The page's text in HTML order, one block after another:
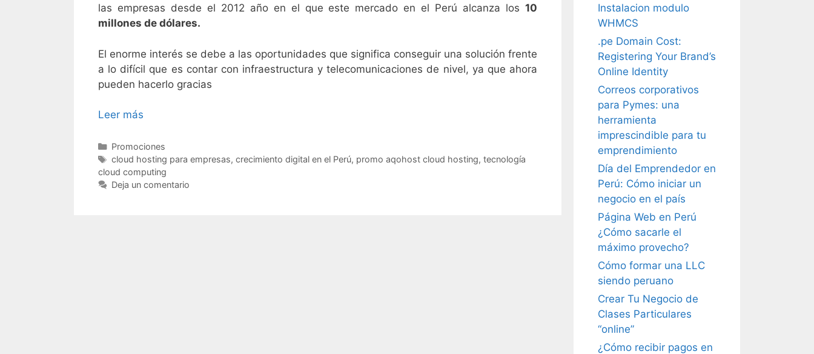
las empresas desde el 2012 año en el que este mercado en el Perú alcanza los 10
millones de dólares.
El enorme interés se debe a las oportunidades que significa conseguir una solución frente
a lo difícil que es contar con infraestructura y telecomunicaciones de nivel, ya que ahora
pueden hacerlo gracias
Leer más
Promociones
cloud hosting para empresas, crecimiento digital en el Perú, promo aqohost cloud hosting, tecnología
cloud computing
Deja un comentario
Instalacion modulo
WHMCS
.pe Domain Cost:
Registering Your Brand’s
Online Identity
Correos corporativos
para Pymes: una
herramienta
imprescindible para tu
emprendimiento
Día del Emprendedor en
Perú: Cómo iniciar un
negocio en el país
Página Web en Perú
¿Cómo sacarle el
máximo provecho?
Cómo formar una LLC
siendo peruano
Crear Tu Negocio de
Clases Particulares
“online”
¿Cómo recibir pagos en